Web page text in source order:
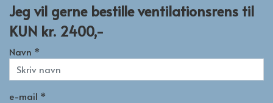
Jeg vil gerne bestille ventilationsrens til
KUN kr. 2400,-
Navn *
e-mail *